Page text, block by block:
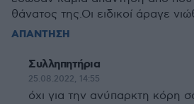
θάνατος της.Οι ειδικοί άραγε
ΑΠΑΝΤΗΣΗ
Συλληπητήρια
25.08.2022, 14:55
όχι για την ανύπαρκτη κόρη